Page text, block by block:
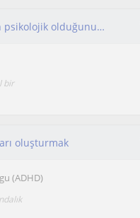
Ders çalışma sırasında yaşanan zorlukların çoğunun psikolojik olduğunu biliyor muydun? Hadi bunu birlikte çözelim!
bir
oluşturmak
(ADHD)